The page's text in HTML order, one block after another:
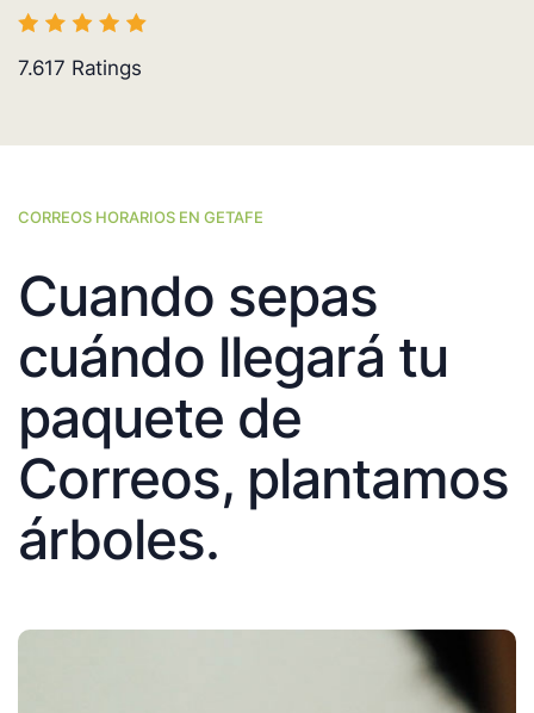
7.617 Ratings
CORREOS HORARIOS EN GETAFE
Cuando sepas
cuándo llegará tu
paquete de
Correos, plantamos
árboles.